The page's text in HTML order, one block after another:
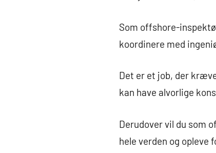
Som offshore-
koordinere med
Det er et job, der
kan have alvorlige
Derudover vil du som
hele verden og opleve